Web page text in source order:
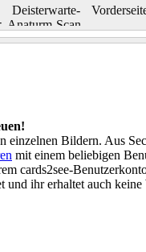
einzelnen Bildern. Aus
mit einem beliebigen
cards2see-
ihr erhaltet auch